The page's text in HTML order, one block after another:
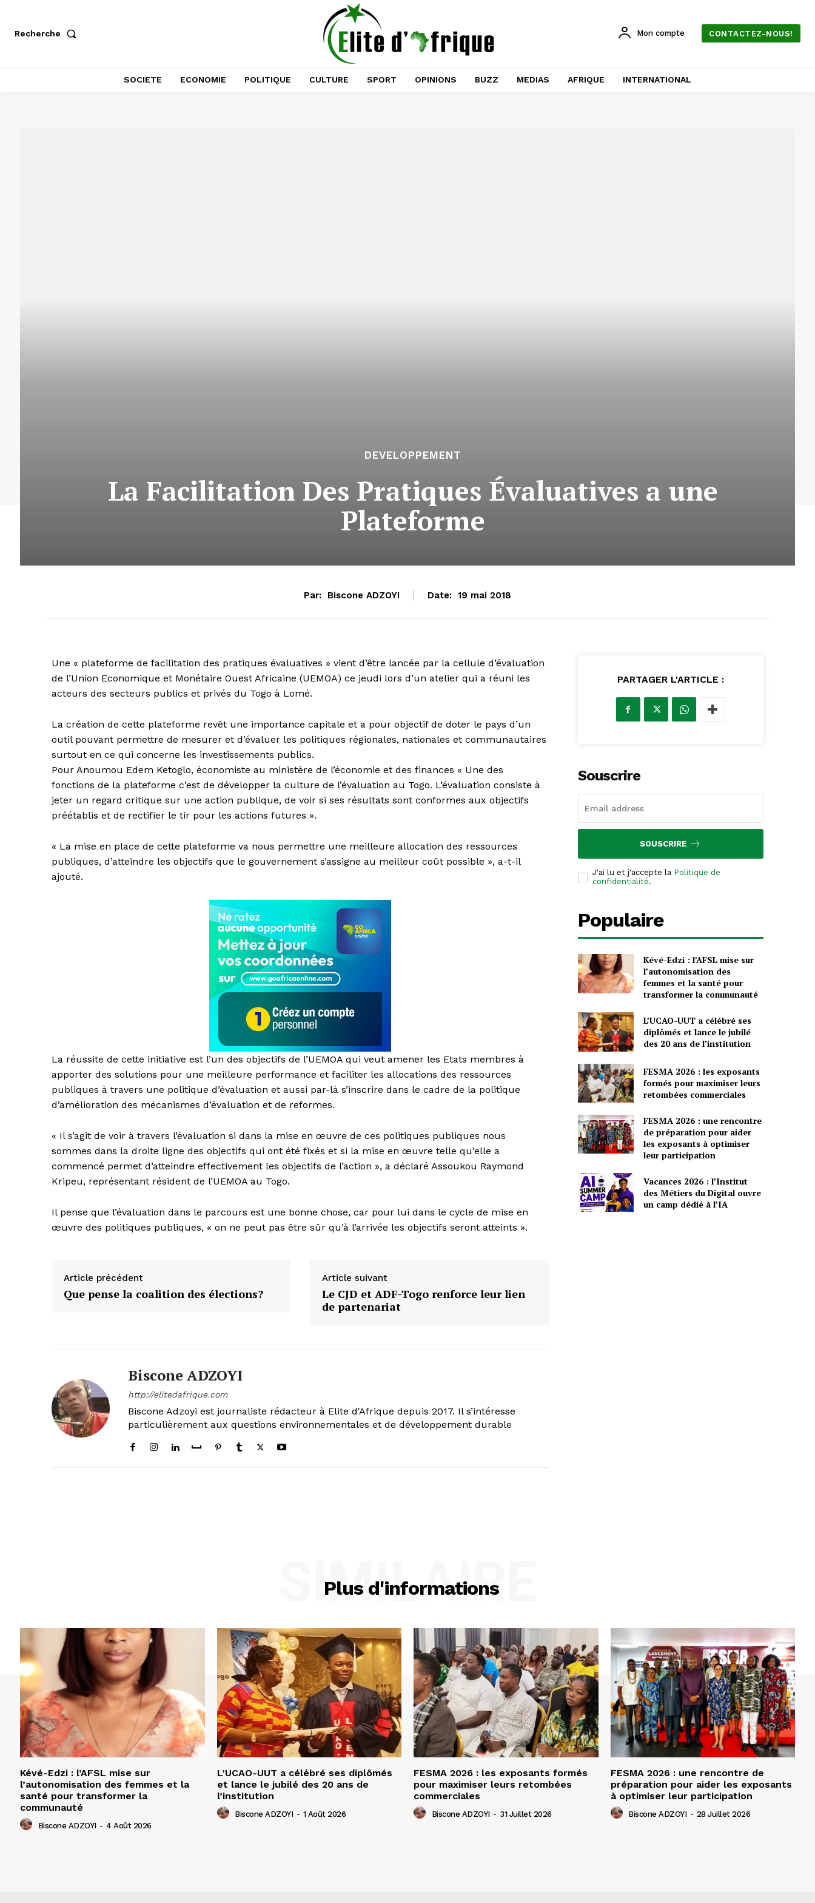
Recherche Mon compte CONTACTEZ-NOUS!
SOCIETE ECONOMIE POLITIQUE CULTURE SPORT OPINIONS BUZZ MEDIAS AFRIQUE INTERNATIONAL
DEVELOPPEMENT
La Facilitation Des Pratiques Évaluatives a une
Plateforme
Par: Biscone ADZOYI Date: 19 mai 2018
Une « plateforme de facilitation des pratiques évaluatives » vient d’être lancée par la cellule d’évaluation
de l’Union Economique et Monétaire Ouest Africaine (UEMOA) ce jeudi lors d’un atelier qui a réuni les
acteurs des secteurs publics et privés du Togo à Lomé.
La création de cette plateforme revêt une importance capitale et a pour objectif de doter le pays d’un
outil pouvant permettre de mesurer et d’évaluer les politiques régionales, nationales et communautaires
surtout en ce qui concerne les investissements publics.
Pour Anoumou Edem Ketoglo, économiste au ministère de l’économie et des finances « Une des
fonctions de la plateforme c’est de développer la culture de l’évaluation au Togo. L’évaluation consiste à
jeter un regard critique sur une action publique, de voir si ses résultats sont conformes aux objectifs
préétablis et de rectifier le tir pour les actions futures ».
« La mise en place de cette plateforme va nous permettre une meilleure allocation des ressources
publiques, d’atteindre les objectifs que le gouvernement s’assigne au meilleur coût possible », a-t-il
ajouté.
La réussite de cette initiative est l’un des objectifs de l’UEMOA qui veut amener les Etats membres à
apporter des solutions pour une meilleure performance et faciliter les allocations des ressources
publiques à travers une politique d’évaluation et aussi par-là s’inscrire dans le cadre de la politique
d’amélioration des mécanismes d’évaluation et de reformes.
« Il s’agit de voir à travers l’évaluation si dans la mise en œuvre de ces politiques publiques nous
sommes dans la droite ligne des objectifs qui ont été fixés et si la mise en œuvre telle qu’elle a
commencé permet d’atteindre effectivement les objectifs de l’action », a déclaré Assoukou Raymond
Kripeu, représentant résident de l’UEMOA au Togo.
Il pense que l’évaluation dans le parcours est une bonne chose, car pour lui dans le cycle de mise en
œuvre des politiques publiques, « on ne peut pas être sûr qu’à l’arrivée les objectifs seront atteints ».
Article précédent
Que pense la coalition des élections?
Article suivant
Le CJD et ADF-Togo renforce leur lien
de partenariat
Biscone ADZOYI
http://elitedafrique.com
Biscone Adzoyi est journaliste rédacteur à Elite d'Afrique depuis 2017. Il s’intéresse
particulièrement aux questions environnementales et de développement durable
PARTAGER L'ARTICLE :
Souscrire
SOUSCRIRE
J'ai lu et j'accepte la Politique de
confidentialité.
Populaire
Kévé-Edzi : l’AFSL mise sur
l’autonomisation des
femmes et la santé pour
transformer la communauté
L’UCAO-UUT a célébré ses
diplômés et lance le jubilé
des 20 ans de l’institution
FESMA 2026 : les exposants
formés pour maximiser leurs
retombées commerciales
FESMA 2026 : une rencontre
de préparation pour aider
les exposants à optimiser
leur participation
Vacances 2026 : l’Institut
des Métiers du Digital ouvre
un camp dédié à l’IA
Plus d'informations
SIMILAIRE
Kévé-Edzi : l’AFSL mise sur
l’autonomisation des femmes et la
santé pour transformer la
communauté
Biscone ADZOYI - 4 Août 2026
L’UCAO-UUT a célébré ses diplômés
et lance le jubilé des 20 ans de
l’institution
Biscone ADZOYI - 1 Août 2026
FESMA 2026 : les exposants formés
pour maximiser leurs retombées
commerciales
Biscone ADZOYI - 31 Juillet 2026
FESMA 2026 : une rencontre de
préparation pour aider les exposants
à optimiser leur participation
Biscone ADZOYI - 28 Juillet 2026